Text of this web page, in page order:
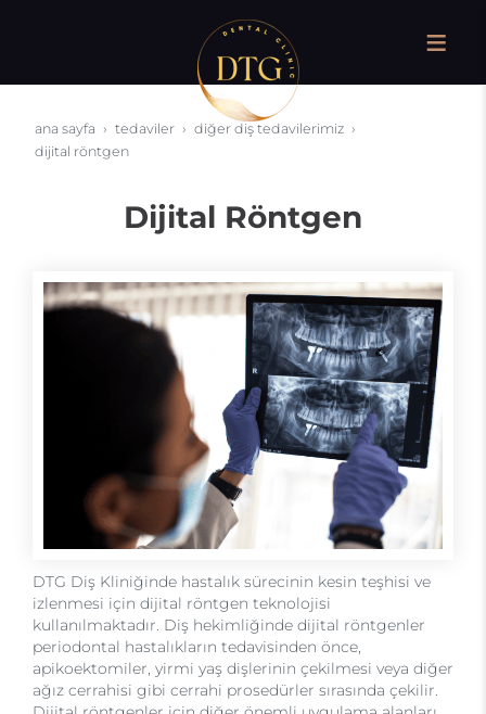
ana sayfa tedaviler
diğer diş tedavilerimiz
dijital röntgen
Dijital Röntgen
DTG Diş Kliniğinde hastalık sürecinin kesin teşhisi ve
izlenmesi için dijital röntgen teknolojisi
kullanılmaktadır. Diş hekimliğinde dijital röntgenler
periodontal hastalıkların tedavisinden önce,
apikoektomiler, yirmi yaş dişlerinin çekilmesi veya diğer
ağız cerrahisi gibi cerrahi prosedürler sırasında çekilir.